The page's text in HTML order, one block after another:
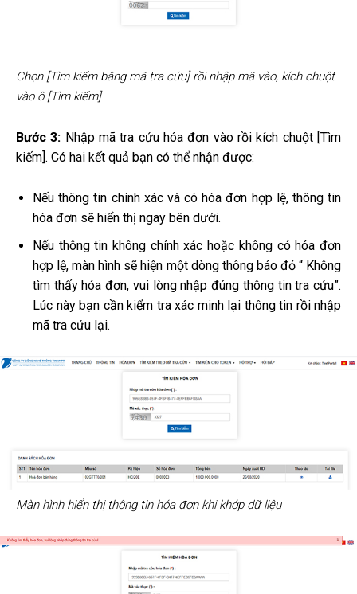
Chọn [Tìm kiếm bằng mã tra cứu] rồi nhập mã vào, kích chuột
vào ô [Tìm kiếm]
Bước 3: Nhập mã tra cứu hóa đơn vào rồi kích chuột [Tìm
kiếm]. Có hai kết quả bạn có thể nhận được:
Nếu thông tin chính xác và có hóa đơn hợp lệ, thông tin
hóa đơn sẽ hiển thị ngay bên dưới.
Nếu thông tin không chính xác hoặc không có hóa đơn
hợp lệ, màn hình sẽ hiện một dòng thông báo đỏ “ Không
tìm thấy hóa đơn, vui lòng nhập đúng thông tin tra cứu”.
Lúc này bạn cần kiểm tra xác minh lại thông tin rồi nhập
mã tra cứu lại.
Màn hình hiển thị thông tin hóa đơn khi khớp dữ liệu